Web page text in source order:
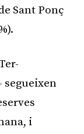
Sant Ponç
segueixen
i